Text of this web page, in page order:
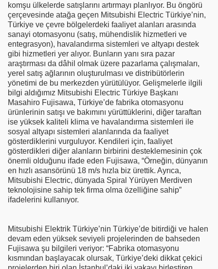
komşu ülkelerde satışlarını artırmayı planlıyor. Bu öngörü
çerçevesinde atağa geçen Mitsubishi Electric Türkiye’nin,
Türkiye ve çevre bölgelerdeki faaliyet alanları arasında
sanayi otomasyonu (satış, mühendislik hizmetleri ve
entegrasyon), havalandırma sistemleri ve altyapı destek
gibi hizmetleri yer alıyor. Bunların yanı sıra pazar
araştırması da dâhil olmak üzere pazarlama çalışmaları,
yerel satış ağlarının oluşturulması ve distribütörlerin
yönetimi de bu merkezden yürütülüyor. Gelişmelerle ilgili
bilgi aldığımız Mitsubishi Electric Türkiye Başkanı
Masahiro Fujisawa, Türkiye’de fabrika otomasyonu
ürünlerinin satışı ve bakımını yürüttüklerini, diğer taraftan
ise yüksek kaliteli klima ve havalandırma sistemleri ile
sosyal altyapı sistemleri alanlarında da faaliyet
gösterdiklerini vurguluyor. Kendileri için, faaliyet
gösterdikleri diğer alanların birbirini desteklemesinin çok
önemli olduğunu ifade eden Fujisawa, “Örneğin, dünyanın
en hızlı asansörünü 18 m/s hızla biz ürettik. Ayrıca,
Mitsubishi Electric, dünyada Spiral Yürüyen Merdiven
teknolojisine sahip tek firma olma özelliğine sahip”
ifadelerini kullanıyor.
Mitsubishi Elektrik Türkiye’nin Türkiye’de bitirdiği ve halen
devam eden yüksek seviyeli projelerinden de bahseden
Fujisawa şu bilgileri veriyor: “Fabrika otomasyonu
kısmından başlayacak olursak, Türkiye’deki dikkat çekici